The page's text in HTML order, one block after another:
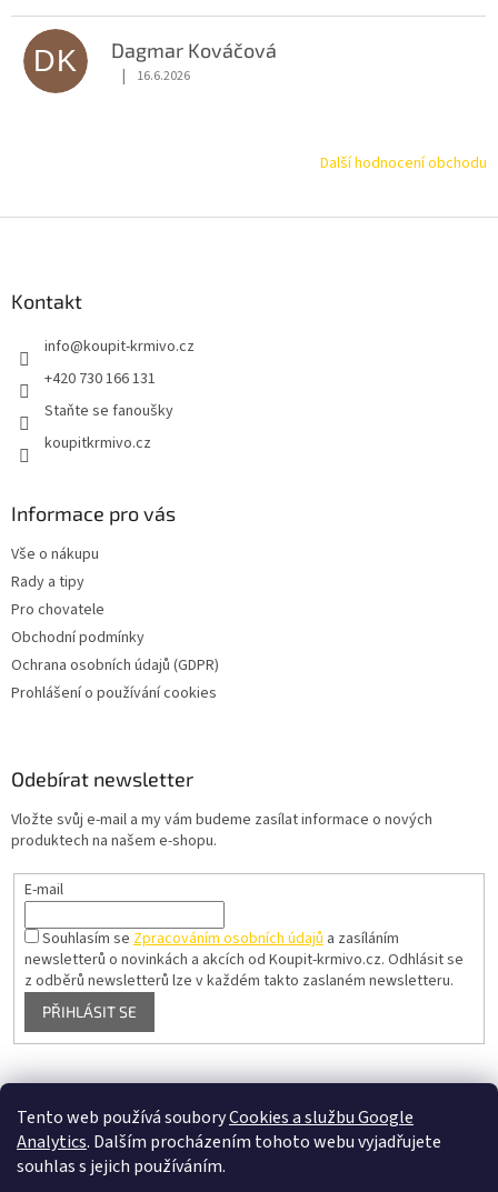
Tento web používá souboryCookies a službu Google
Analytics. Dalším procházením tohoto webu vyjadřujete
souhlas s jejich používáním.
DK Dagmar Kováčová
Hodnocení obchodu je 5 z 5 hvězdiček.
| 16.6.2026
Další hodnocení obchodu
Kontakt
info@koupit-krmivo.cz
+420 730 166 131
Staňte se fanoušky
koupitkrmivo.cz
Informace pro vás
Vše o nákupu
Rady a tipy
Pro chovatele
Obchodní podmínky
Ochrana osobních údajů (GDPR)
Prohlášení o používání cookies
Odebírat newsletter
Vložte svůj e-mail a my vám budeme zasílat informace o nových
produktech na našem e-shopu.
E-mail
Souhlasím se Zpracováním osobních údajů a zasíláním
newsletterů o novinkách a akcích od Koupit-krmivo.cz. Odhlásit se
z odběrů newsletterů lze v každém takto zaslaném newsletteru.
PŘIHLÁSIT SE